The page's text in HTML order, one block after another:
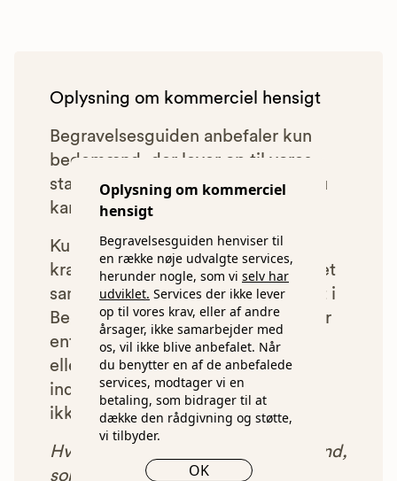
Oplysning om kommerciel
hensigt
Begravelsesguiden henviser til
en række nøje udvalgte services,
herunder nogle, som vi selv har
udviklet. Services der ikke lever
op til vores krav, eller af andre
årsager, ikke samarbejder med
os, vil ikke blive anbefalet. Når
du benytter en af de anbefalede
services, modtager vi en
betaling, som bidrager til at
dække den rådgivning og støtte,
vi tilbyder.
OK
Oplysning om kommerciel hensigt
Begravelsesguiden anbefaler kun
bedemænd, der lever op til vores
statistiske pris- og kvalitetskrav. Du
kan læse mere om vores krav
Kun bedemænd der lever op til
kravene har mulighed for at indgå et
samarbejde med os om at blive vist i
Begravelsesguiden. Bedemænd der
enten ikke lever op til vores krav,
eller som af andre årsager ikke har
indgået et samarbejde med os, vil
ikke blive vist i vores anbefalinger.
Hver gang du benytter en bedemand,
som vi har godkendt, anbefalet og